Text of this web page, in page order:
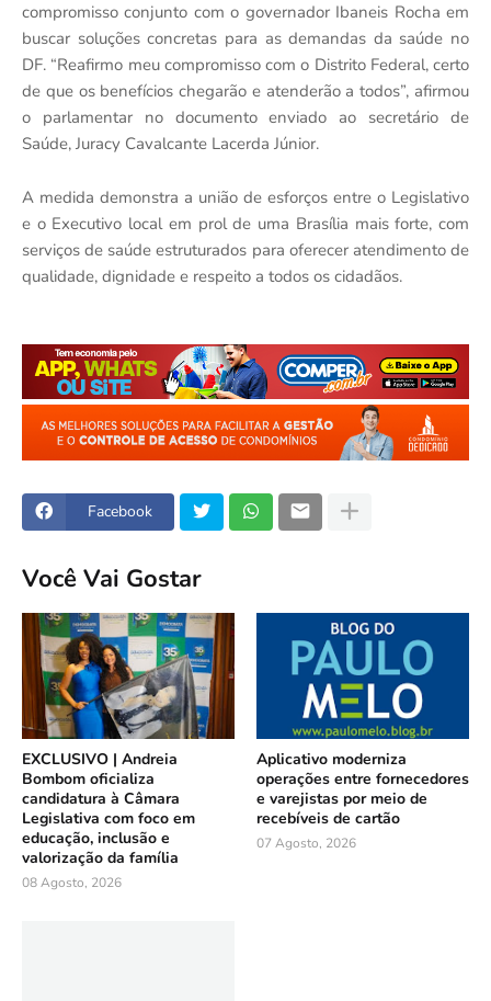
compromisso conjunto com o governador Ibaneis Rocha em
buscar soluções concretas para as demandas da saúde no
DF. “Reafirmo meu compromisso com o Distrito Federal, certo
de que os benefícios chegarão e atenderão a todos”, afirmou
o parlamentar no documento enviado ao secretário de
Saúde, Juracy Cavalcante Lacerda Júnior.
A medida demonstra a união de esforços entre o Legislativo
e o Executivo local em prol de uma Brasília mais forte, com
serviços de saúde estruturados para oferecer atendimento de
qualidade, dignidade e respeito a todos os cidadãos.
Facebook
Você Vai Gostar
EXCLUSIVO | Andreia
Bombom oficializa
candidatura à Câmara
Legislativa com foco em
educação, inclusão e
valorização da família
08 Agosto, 2026
Aplicativo moderniza
operações entre fornecedores
e varejistas por meio de
recebíveis de cartão
07 Agosto, 2026